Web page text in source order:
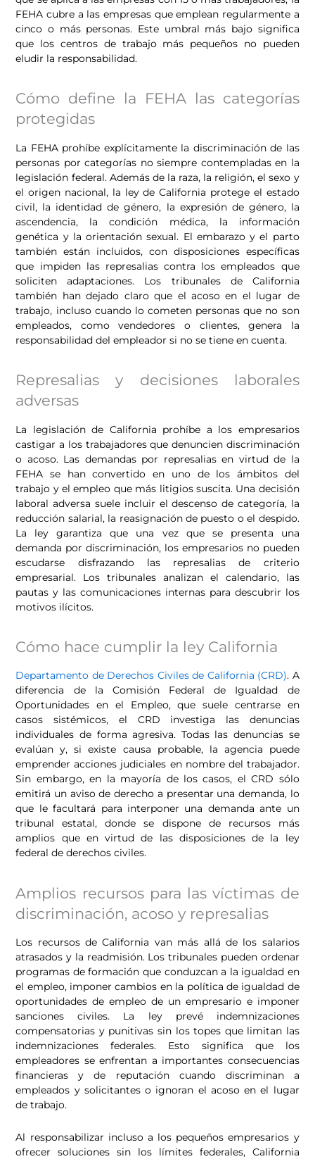
FEHA cubre a las empresas que emplean regularmente a
cinco o más personas. Este umbral más bajo significa
que los centros de trabajo más pequeños no pueden
eludir la responsabilidad.
Cómo define la FEHA las categorías
protegidas
La FEHA prohíbe explícitamente la discriminación de las
personas por categorías no siempre contempladas en la
legislación federal. Además de la raza, la religión, el sexo y
el origen nacional, la ley de California protege el estado
civil, la identidad de género, la expresión de género, la
ascendencia, la condición médica, la información
genética y la orientación sexual. El embarazo y el parto
también están incluidos, con disposiciones específicas
que impiden las represalias contra los empleados que
soliciten adaptaciones. Los tribunales de California
también han dejado claro que el acoso en el lugar de
trabajo, incluso cuando lo cometen personas que no son
empleados, como vendedores o clientes, genera la
responsabilidad del empleador si no se tiene en cuenta.
Represalias y decisiones laborales
adversas
La legislación de California prohíbe a los empresarios
castigar a los trabajadores que denuncien discriminación
o acoso. Las demandas por represalias en virtud de la
FEHA se han convertido en uno de los ámbitos del
trabajo y el empleo que más litigios suscita. Una decisión
laboral adversa suele incluir el descenso de categoría, la
reducción salarial, la reasignación de puesto o el despido.
La ley garantiza que una vez que se presenta una
demanda por discriminación, los empresarios no pueden
escudarse disfrazando las represalias de criterio
empresarial. Los tribunales analizan el calendario, las
pautas y las comunicaciones internas para descubrir los
motivos ilícitos.
Cómo hace cumplir la ley California
Departamento de Derechos Civiles de California (CRD). A
diferencia de la Comisión Federal de Igualdad de
Oportunidades en el Empleo, que suele centrarse en
casos sistémicos, el CRD investiga las denuncias
individuales de forma agresiva. Todas las denuncias se
evalúan y, si existe causa probable, la agencia puede
emprender acciones judiciales en nombre del trabajador.
Sin embargo, en la mayoría de los casos, el CRD sólo
emitirá un aviso de derecho a presentar una demanda, lo
que le facultará para interponer una demanda ante un
tribunal estatal, donde se dispone de recursos más
amplios que en virtud de las disposiciones de la ley
federal de derechos civiles.
Amplios recursos para las víctimas de
discriminación, acoso y represalias
Los recursos de California van más allá de los salarios
atrasados y la readmisión. Los tribunales pueden ordenar
programas de formación que conduzcan a la igualdad en
el empleo, imponer cambios en la política de igualdad de
oportunidades de empleo de un empresario e imponer
sanciones civiles. La ley prevé indemnizaciones
compensatorias y punitivas sin los topes que limitan las
indemnizaciones federales. Esto significa que los
empleadores se enfrentan a importantes consecuencias
financieras y de reputación cuando discriminan a
empleados y solicitantes o ignoran el acoso en el lugar
de trabajo.
Al responsabilizar incluso a los pequeños empresarios y
ofrecer soluciones sin los límites federales, California